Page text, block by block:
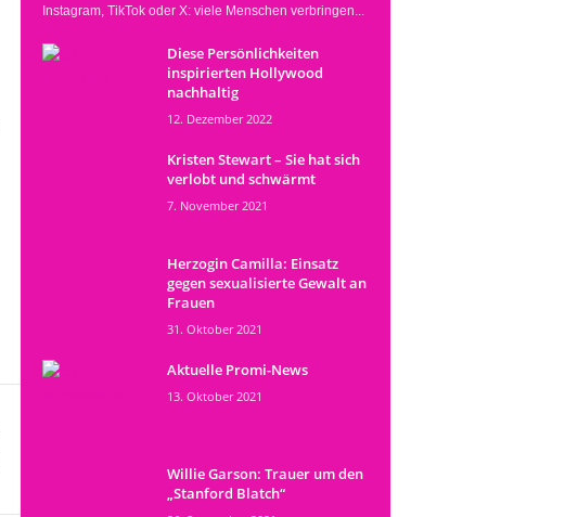
Instagram, TikTok oder X: viele Menschen verbringen...
Diese Persönlichkeiten
inspirierten Hollywood
nachhaltig
12. Dezember 2022
Kristen Stewart – Sie hat sich
verlobt und schwärmt
7. November 2021
Herzogin Camilla: Einsatz
gegen sexualisierte Gewalt an
Frauen
31. Oktober 2021
Aktuelle Promi-News
13. Oktober 2021
Willie Garson: Trauer um den
„Stanford Blatch“